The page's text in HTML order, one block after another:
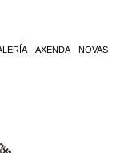
AXENDA NOVAS